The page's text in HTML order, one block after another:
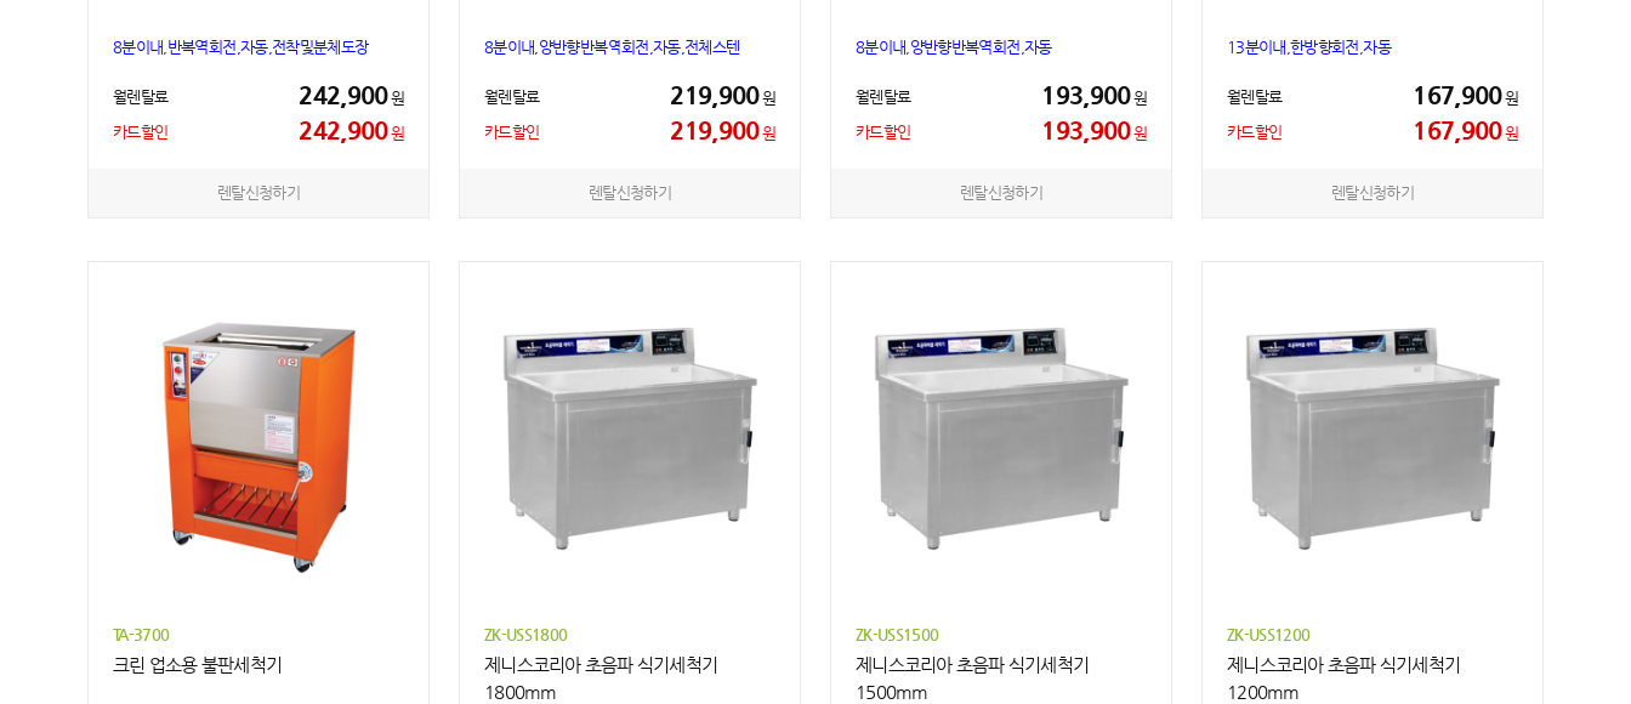
8분이내,반복역회전,자동,전착및분체도장
월렌탈료 242,900원
카드할인
242,900원
렌탈신청하기
8분이내,양반향반복역회전,자동,전체스텐
월렌탈료 219,900원
카드할인
219,900원
렌탈신청하기
8분이내,양반향반복역회전,자동
월렌탈료 193,900원
카드할인
193,900원
렌탈신청하기
13분이내,한방향회전,자동
월렌탈료 167,900원
카드할인
167,900원
렌탈신청하기
TA-3700
크린 업소용 불판세척기
ZK-USS1800
제니스코리아 초음파 식기세척기
1800mm
ZK-USS1500
제니스코리아 초음파 식기세척기
1500mm
ZK-USS1200
제니스코리아 초음파 식기세척기
1200mm